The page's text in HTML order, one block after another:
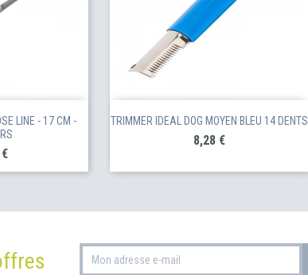
LINE - 17 CM -
TRIMMER IDEAL DOG MOYEN BLEU 14 DENTS
Prix
8,28 €